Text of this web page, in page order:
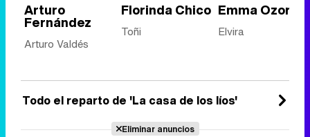
Arturo
Fernández
Arturo Valdés
Florinda Chico
Toñi
Emma Ozores
Elvira
Todo el reparto de 'La casa de los líos'
Eliminar anuncios